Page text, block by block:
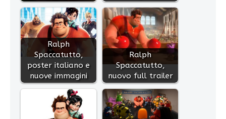
Ralph
Spaccatutto,
poster italiano e
nuove immagini
Ralph
Spaccatutto,
nuovo full trailer